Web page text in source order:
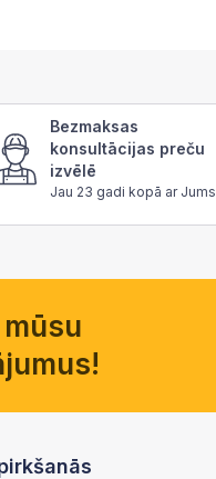
Bezmaksas
konsultācijas preču
izvēlē
Jau 23 gadi kopā ar Jums